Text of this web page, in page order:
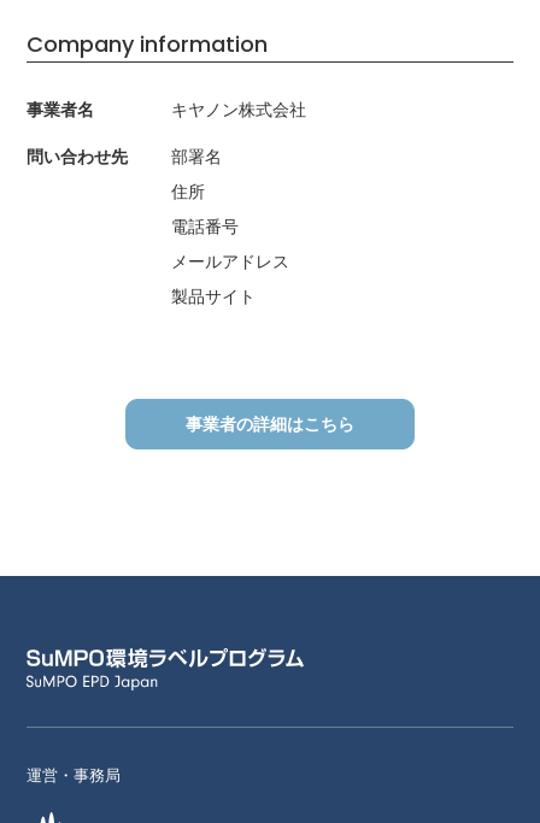
Company information
事業者名 キヤノン株式会社
問い合わせ先
部署名
住所
電話番号
メールアドレス
製品サイト
事業者の詳細はこちら
運営・事務局